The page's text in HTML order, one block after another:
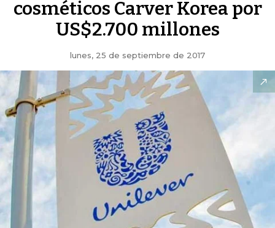
cosméticos Carver Korea por
US$2.700 millones
lunes, 25 de septiembre de 2017